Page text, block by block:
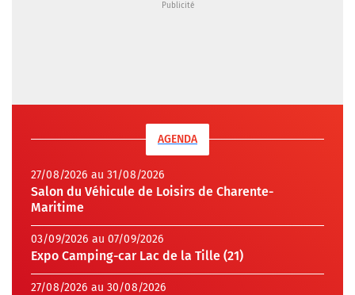
AGENDA
27/08/2026 au 31/08/2026
Salon du Véhicule de Loisirs de Charente-
Maritime
03/09/2026 au 07/09/2026
Expo Camping-car Lac de la Tille (21)
27/08/2026 au 30/08/2026